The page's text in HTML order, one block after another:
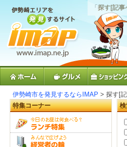
「探す[記事
伊勢崎市を発見するならIMAP > 探す[
特集コーナー